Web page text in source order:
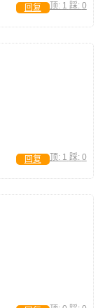
顶: 1 踩: 0
回复
顶: 1 踩: 0
回复